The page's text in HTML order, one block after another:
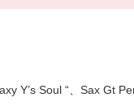
Y’s Soul “、Sax Gt